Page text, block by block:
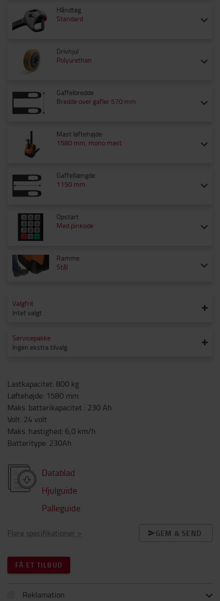
Håndtag
Standard
Drivhjul
Polyurethan
Gaffelbredde
Bredde over gafler 570 mm
Mast løftehøjde
1580 mm, mono mast
Gaffellængde
1150 mm
Opstart
Med pinkode
Ramme
Stål
Valgfrit
Intet valgt
Servicepakke
Ingen ekstra tilvalg
Lastkapacitet: 800 kg
Løftehøjde: 1580 mm
Maks. batterikapacitet : 230 Ah
Volt: 24 volt
Maks. hastighed: 6,0 km/h
Batteritype: 230Ah
Datablad
Hjulguide
Palleguide
Flere specifikationer > GEM & SEND
FÅ ET TILBUD
Reklamation